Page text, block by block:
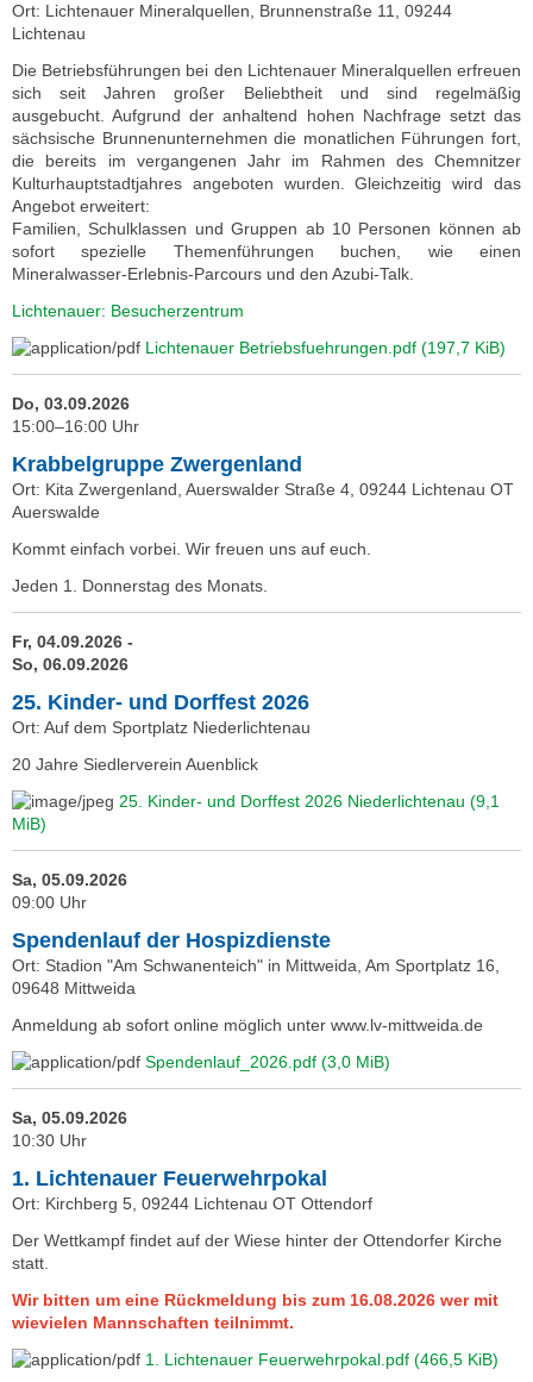
Ort: Lichtenauer Mineralquellen, Brunnenstraße 11, 09244
Lichtenau
Die Betriebsführungen bei den Lichtenauer Mineralquellen erfreuen
sich seit Jahren großer Beliebtheit und sind regelmäßig
ausgebucht. Aufgrund der anhaltend hohen Nachfrage setzt das
sächsische Brunnenunternehmen die monatlichen Führungen fort,
die bereits im vergangenen Jahr im Rahmen des Chemnitzer
Kulturhauptstadtjahres angeboten wurden. Gleichzeitig wird das
Angebot erweitert:
Familien, Schulklassen und Gruppen ab 10 Personen können ab
sofort spezielle Themenführungen buchen, wie einen
Mineralwasser-Erlebnis-Parcours und den Azubi-Talk.
Lichtenauer: Besucherzentrum
Lichtenauer Betriebsfuehrungen.pdf (197,7 KiB)
Do, 03.09.2026
15:00–16:00 Uhr
Krabbelgruppe Zwergenland
Ort: Kita Zwergenland, Auerswalder Straße 4, 09244 Lichtenau OT
Auerswalde
Kommt einfach vorbei. Wir freuen uns auf euch.
Jeden 1. Donnerstag des Monats.
Fr, 04.09.2026 -
So, 06.09.2026
25. Kinder- und Dorffest 2026
Ort: Auf dem Sportplatz Niederlichtenau
20 Jahre Siedlerverein Auenblick
25. Kinder- und Dorffest 2026 Niederlichtenau (9,1
MiB)
Sa, 05.09.2026
09:00 Uhr
Spendenlauf der Hospizdienste
Ort: Stadion "Am Schwanenteich" in Mittweida, Am Sportplatz 16,
09648 Mittweida
Anmeldung ab sofort online möglich unter www.lv-mittweida.de
Spendenlauf_2026.pdf (3,0 MiB)
Sa, 05.09.2026
10:30 Uhr
1. Lichtenauer Feuerwehrpokal
Ort: Kirchberg 5, 09244 Lichtenau OT Ottendorf
Der Wettkampf findet auf der Wiese hinter der Ottendorfer Kirche
statt.
Wir bitten um eine Rückmeldung bis zum 16.08.2026 wer mit
wievielen Mannschaften teilnimmt.
1. Lichtenauer Feuerwehrpokal.pdf (466,5 KiB)